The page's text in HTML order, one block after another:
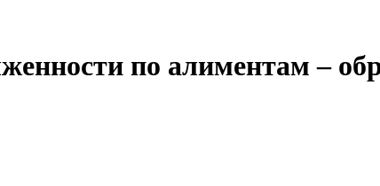
по алиментам –